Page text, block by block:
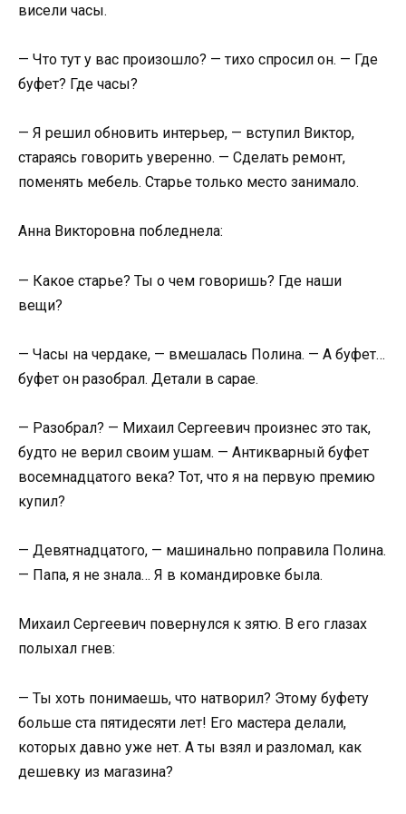
висели часы.
— Что тут у вас произошло? — тихо спросил он. — Где
буфет? Где часы?
— Я решил обновить интерьер, — вступил Виктор,
стараясь говорить уверенно. — Сделать ремонт,
поменять мебель. Старье только место занимало.
Анна Викторовна побледнела:
— Какое старье? Ты о чем говоришь? Где наши
вещи?
— Часы на чердаке, — вмешалась Полина. — А буфет…
буфет он разобрал. Детали в сарае.
— Разобрал? — Михаил Сергеевич произнес это так,
будто не верил своим ушам. — Антикварный буфет
восемнадцатого века? Тот, что я на первую премию
купил?
— Девятнадцатого, — машинально поправила Полина.
— Папа, я не знала… Я в командировке была.
Михаил Сергеевич повернулся к зятю. В его глазах
полыхал гнев:
— Ты хоть понимаешь, что натворил? Этому буфету
больше ста пятидесяти лет! Его мастера делали,
которых давно уже нет. А ты взял и разломал, как
дешевку из магазина?